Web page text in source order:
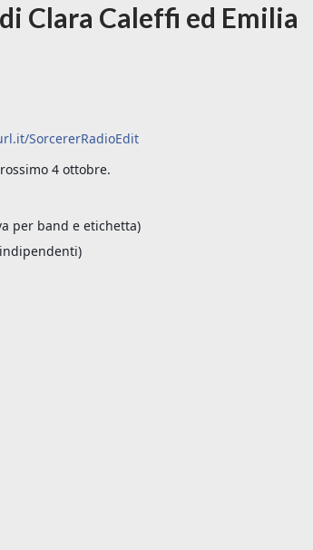
Clara Caleffi ed Emilia
SorcererRadioEdit
4 ottobre.
per band e etichetta)